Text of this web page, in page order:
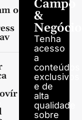
o
Campo
&
Tenha
acesso
a
conteúdos
exclusivos
e de
alta
qualidade
sobre